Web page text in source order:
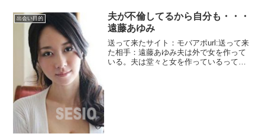
出会い目的
夫が不倫してるから自分も・・・
遠藤あゆみ
送って来たサイト：モバアポurl:送って来
た相手：遠藤あゆみ夫は外で女を作って
いる。夫は堂々と女を作っているってこ